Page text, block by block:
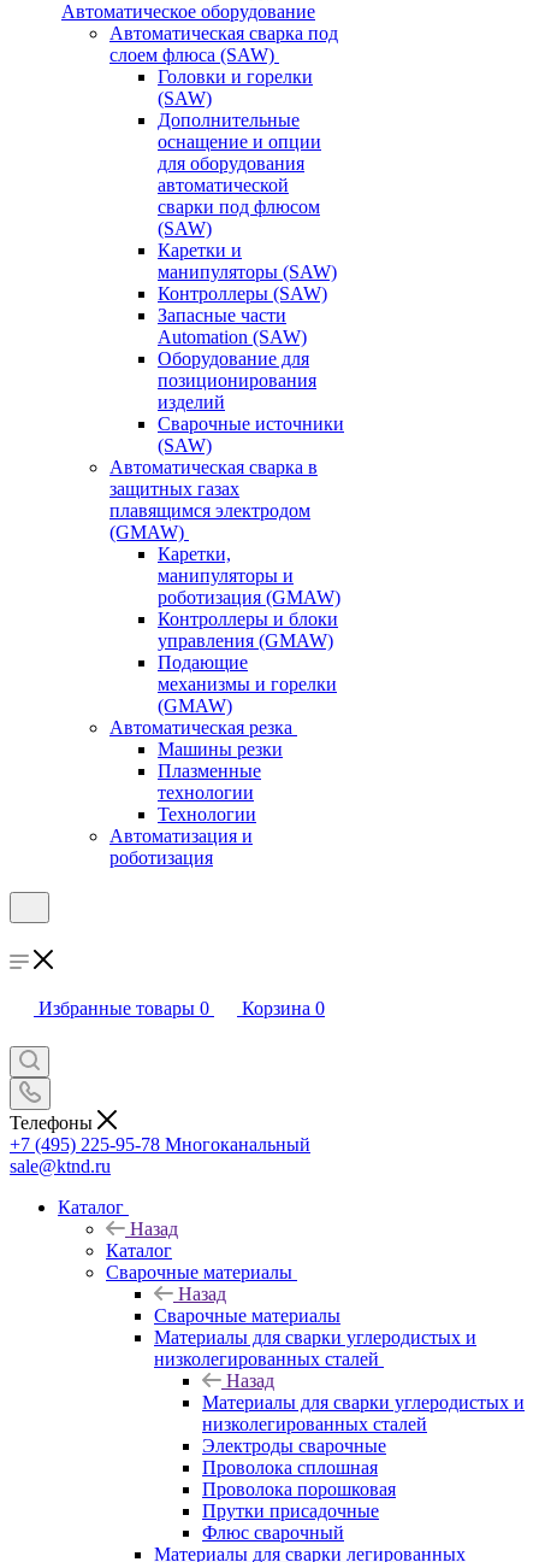
Автоматическое оборудование
Автоматическая сварка под
слоем флюса (SAW)
Головки и горелки
(SAW)
Дополнительные
оснащение и опции
для оборудования
автоматической
сварки под флюсом
(SAW)
Каретки и
манипуляторы (SAW)
Контроллеры (SAW)
Запасные части
Automation (SAW)
Оборудование для
позиционирования
изделий
Сварочные источники
(SAW)
Автоматическая сварка в
защитных газах
плавящимся электродом
(GMAW)
Каретки,
манипуляторы и
роботизация (GMAW)
Контроллеры и блоки
управления (GMAW)
Подающие
механизмы и горелки
(GMAW)
Автоматическая резка
Машины резки
Плазменные
технологии
Технологии
Автоматизация и
роботизация
Избранные товары 0 Корзина 0
Телефоны
+7 (495) 225-95-78 Многоканальный
sale@ktnd.ru
Каталог
Назад
Каталог
Сварочные материалы
Назад
Сварочные материалы
Материалы для сварки углеродистых и
низколегированных сталей
Назад
Материалы для сварки углеродистых и
низколегированных сталей
Электроды сварочные
Проволока сплошная
Проволока порошковая
Прутки присадочные
Флюс сварочный
Материалы для сварки легированных